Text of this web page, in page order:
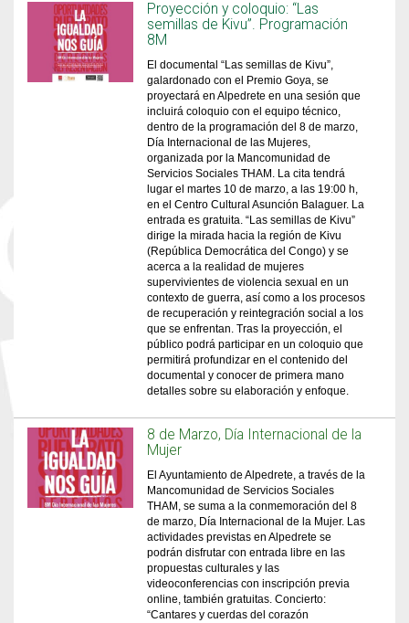
Proyección y coloquio: “Las
semillas de Kivu”. Programación
8M
El documental “Las semillas de Kivu”,
galardonado con el Premio Goya, se
proyectará en Alpedrete en una sesión que
incluirá coloquio con el equipo técnico,
dentro de la programación del 8 de marzo,
Día Internacional de las Mujeres,
organizada por la Mancomunidad de
Servicios Sociales THAM. La cita tendrá
lugar el martes 10 de marzo, a las 19:00 h,
en el Centro Cultural Asunción Balaguer. La
entrada es gratuita. “Las semillas de Kivu”
dirige la mirada hacia la región de Kivu
(República Democrática del Congo) y se
acerca a la realidad de mujeres
supervivientes de violencia sexual en un
contexto de guerra, así como a los procesos
de recuperación y reintegración social a los
que se enfrentan. Tras la proyección, el
público podrá participar en un coloquio que
permitirá profundizar en el contenido del
documental y conocer de primera mano
detalles sobre su elaboración y enfoque.
8 de Marzo, Día Internacional de la
Mujer
El Ayuntamiento de Alpedrete, a través de la
Mancomunidad de Servicios Sociales
THAM, se suma a la conmemoración del 8
de marzo, Día Internacional de la Mujer. Las
actividades previstas en Alpedrete se
podrán disfrutar con entrada libre en las
propuestas culturales y las
videoconferencias con inscripción previa
online, también gratuitas. Concierto:
“Cantares y cuerdas del corazón